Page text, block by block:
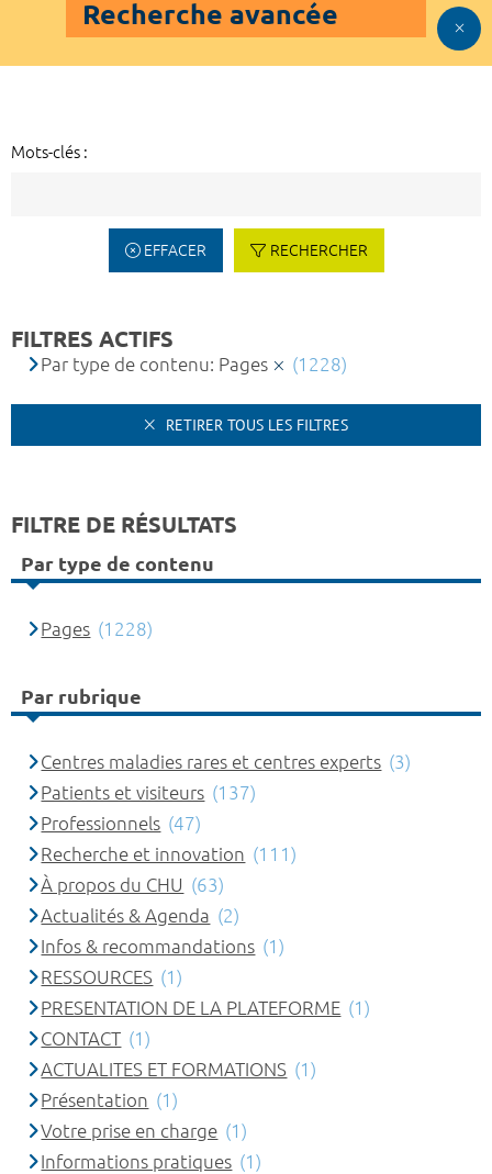
Recherche avancée
Mots-clés :
EFFACER RECHERCHER
FILTRES ACTIFS
Par type de contenu: Pages (1228)
RETIRER TOUS LES FILTRES
FILTRE DE RÉSULTATS
Par type de contenu
Pages (1228)
Par rubrique
Centres maladies rares et centres experts (3)
Patients et visiteurs (137)
Professionnels (47)
Recherche et innovation (111)
À propos du CHU (63)
Actualités & Agenda (2)
Infos & recommandations (1)
RESSOURCES (1)
PRESENTATION DE LA PLATEFORME (1)
CONTACT (1)
ACTUALITES ET FORMATIONS (1)
Présentation (1)
Votre prise en charge (1)
Informations pratiques (1)